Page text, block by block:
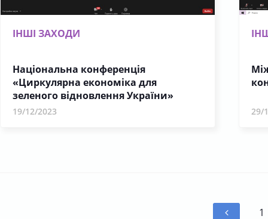
ІНШІ ЗАХОДИ
Національна конференція
«Циркулярна економіка для
зеленого відновлення України»
19/12/2023 29/
1